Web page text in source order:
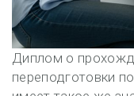
Диплом о
переподготовки